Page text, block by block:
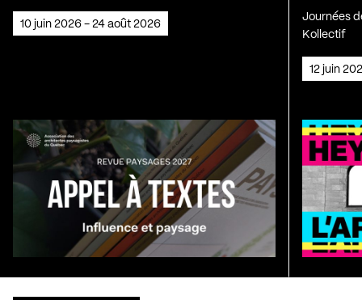
10 juin 2026 - 24 août 2026
Journées
Kollectif
12 juin